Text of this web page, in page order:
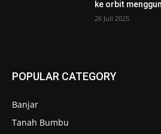
ke orbit
26 Juli 2025
POPULAR CATEGORY
Banjar
Tanah Bumbu